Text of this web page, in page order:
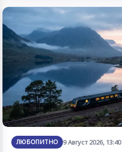
ЛЮБОПИТНО 9 Август 2026, 13:40